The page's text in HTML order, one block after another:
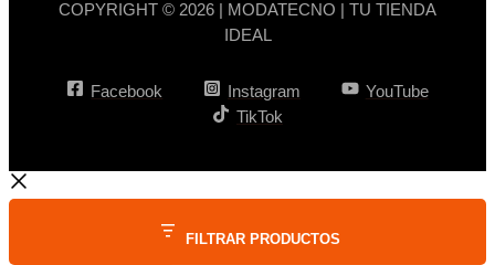
COPYRIGHT © 2026 | MODATECNO | TU TIENDA
IDEAL
Facebook Instagram
YouTube
TikTok
FILTRAR PRODUCTOS